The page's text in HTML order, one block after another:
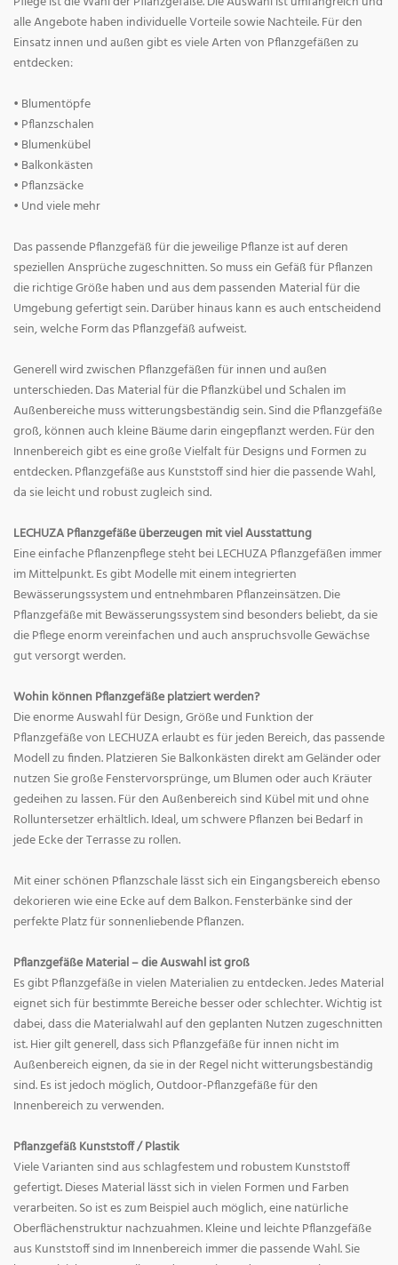
alle Angebote haben individuelle Vorteile sowie Nachteile. Für den
Einsatz innen und außen gibt es viele Arten von Pflanzgefäßen zu
entdecken:
• Blumentöpfe
• Pflanzschalen
• Blumenkübel
• Balkonkästen
• Pflanzsäcke
• Und viele mehr
Das passende Pflanzgefäß für die jeweilige Pflanze ist auf deren
speziellen Ansprüche zugeschnitten. So muss ein Gefäß für Pflanzen
die richtige Größe haben und aus dem passenden Material für die
Umgebung gefertigt sein. Darüber hinaus kann es auch entscheidend
sein, welche Form das Pflanzgefäß aufweist.
Generell wird zwischen Pflanzgefäßen für innen und außen
unterschieden. Das Material für die Pflanzkübel und Schalen im
Außenbereiche muss witterungsbeständig sein. Sind die Pflanzgefäße
groß, können auch kleine Bäume darin eingepflanzt werden. Für den
Innenbereich gibt es eine große Vielfalt für Designs und Formen zu
entdecken. Pflanzgefäße aus Kunststoff sind hier die passende Wahl,
da sie leicht und robust zugleich sind.
LECHUZA Pflanzgefäße überzeugen mit viel Ausstattung
Eine einfache Pflanzenpflege steht bei LECHUZA Pflanzgefäßen immer
im Mittelpunkt. Es gibt Modelle mit einem integrierten
Bewässerungssystem und entnehmbaren Pflanzeinsätzen. Die
Pflanzgefäße mit Bewässerungssystem sind besonders beliebt, da sie
die Pflege enorm vereinfachen und auch anspruchsvolle Gewächse
gut versorgt werden.
Wohin können Pflanzgefäße platziert werden?
Die enorme Auswahl für Design, Größe und Funktion der
Pflanzgefäße von LECHUZA erlaubt es für jeden Bereich, das passende
Modell zu finden. Platzieren Sie Balkonkästen direkt am Geländer oder
nutzen Sie große Fenstervorsprünge, um Blumen oder auch Kräuter
gedeihen zu lassen. Für den Außenbereich sind Kübel mit und ohne
Rolluntersetzer erhältlich. Ideal, um schwere Pflanzen bei Bedarf in
jede Ecke der Terrasse zu rollen.
Mit einer schönen Pflanzschale lässt sich ein Eingangsbereich ebenso
dekorieren wie eine Ecke auf dem Balkon. Fensterbänke sind der
perfekte Platz für sonnenliebende Pflanzen.
Pflanzgefäße Material – die Auswahl ist groß
Es gibt Pflanzgefäße in vielen Materialien zu entdecken. Jedes Material
eignet sich für bestimmte Bereiche besser oder schlechter. Wichtig ist
dabei, dass die Materialwahl auf den geplanten Nutzen zugeschnitten
ist. Hier gilt generell, dass sich Pflanzgefäße für innen nicht im
Außenbereich eignen, da sie in der Regel nicht witterungsbeständig
sind. Es ist jedoch möglich, Outdoor-Pflanzgefäße für den
Innenbereich zu verwenden.
Pflanzgefäß Kunststoff / Plastik
Viele Varianten sind aus schlagfestem und robustem Kunststoff
gefertigt. Dieses Material lässt sich in vielen Formen und Farben
verarbeiten. So ist es zum Beispiel auch möglich, eine natürliche
Oberflächenstruktur nachzuahmen. Kleine und leichte Pflanzgefäße
aus Kunststoff sind im Innenbereich immer die passende Wahl. Sie